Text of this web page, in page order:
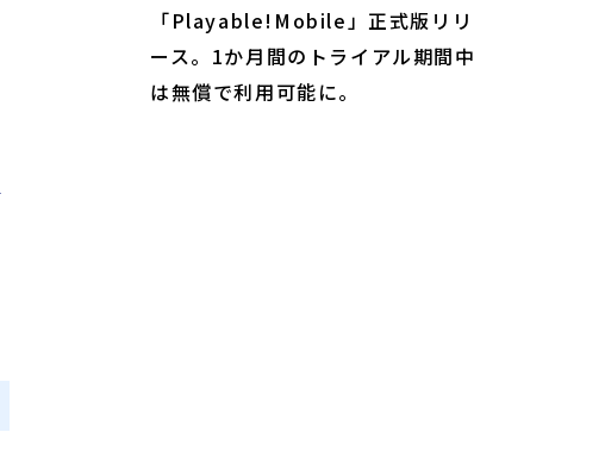
「Playable!Mobile」正式版リリ
ース。1か月間のトライアル期間中
は無償で利用可能に。